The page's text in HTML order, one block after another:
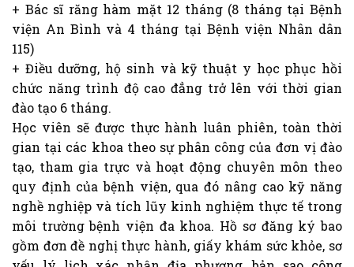
+ Bác sĩ răng hàm mặt 12 tháng (8 tháng tại Bệnh
viện An Bình và 4 tháng tại Bệnh viện Nhân dân
115)
+ Điều dưỡng, hộ sinh và kỹ thuật y học phục hồi
chức năng trình độ cao đẳng trở lên với thời gian
đào tạo 6 tháng.
Học viên sẽ được thực hành luân phiên, toàn thời
gian tại các khoa theo sự phân công của đơn vị đào
tạo, tham gia trực và hoạt động chuyên môn theo
quy định của bệnh viện, qua đó nâng cao kỹ năng
nghề nghiệp và tích lũy kinh nghiệm thực tế trong
môi trường bệnh viện đa khoa. Hồ sơ đăng ký bao
gồm đơn đề nghị thực hành, giấy khám sức khỏe, sơ